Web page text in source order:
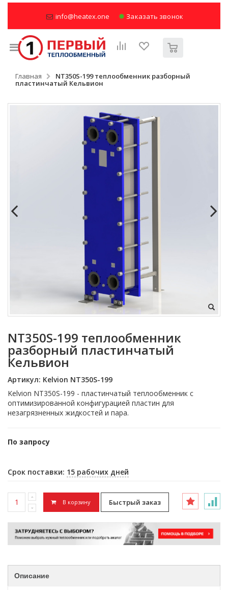
info@heatex.one Заказать звонок
Главная NT350S-199 теплообменник разборный
пластинчатый Кельвион
NT350S-199 теплообменник
разборный пластинчатый
Кельвион
Артикул: Kelvion NT350S-199
Kelvion NT350S-199 - пластинчатый теплообменник с
оптимизированной конфигурацией пластин для
незагрязненных жидкостей и пара.
По запросу
Срок поставки: 15 рабочих дней
В корзину Быстрый заказ
Описание